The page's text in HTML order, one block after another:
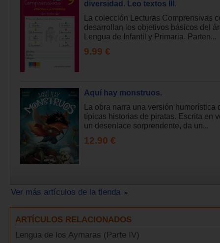
diversidad. Leo textos III.
La colección Lecturas Comprensivas
desarrollan los objetivos básicos del
Lengua de Infantil y Primaria. Parten...
9.99 €
Aquí hay monstruos.
La obra narra una versión humorística
típicas historias de piratas. Escrita en
un desenlace sorprendente, da un...
12.90 €
Ver más artículos de la tienda
ARTÍCULOS RELACIONADOS
Lengua de los Aymaras (Parte IV)